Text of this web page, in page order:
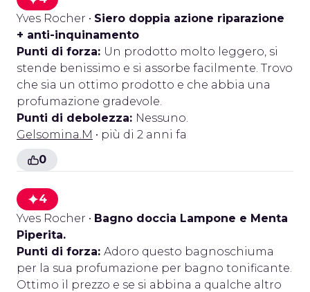
Yves Rocher • Siero doppia azione riparazione
+ anti-inquinamento
Punti di forza: Un prodotto molto leggero, si
stende benissimo e si assorbe facilmente. Trovo
che sia un ottimo prodotto e che abbia una
profumazione gradevole.
Punti di debolezza: Nessuno.
Gelsomina.M • più di 2 anni fa
0
4
Yves Rocher • Bagno doccia Lampone e Menta
Piperita.
Punti di forza: Adoro questo bagnoschiuma
per la sua profumazione per bagno tonificante.
Ottimo il prezzo e se si abbina a qualche altro